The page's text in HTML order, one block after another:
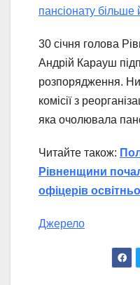
пансіонату
30 січня голова
Андрій Карауш
розпорядження.
комісії з
яка очолювала
Читайте також:
Рівненщини
офіцерів
Джерело